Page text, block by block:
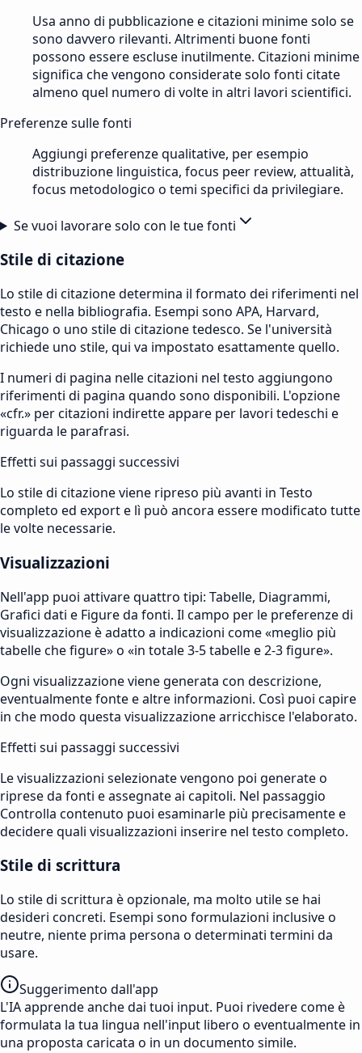
Usa anno di pubblicazione e citazioni minime solo se
sono davvero rilevanti. Altrimenti buone fonti
possono essere escluse inutilmente. Citazioni minime
significa che vengono considerate solo fonti citate
almeno quel numero di volte in altri lavori scientifici.
Preferenze sulle fonti
Aggiungi preferenze qualitative, per esempio
distribuzione linguistica, focus peer review, attualità,
focus metodologico o temi specifici da privilegiare.
Se vuoi lavorare solo con le tue fonti
Stile di citazione
Lo stile di citazione determina il formato dei riferimenti nel
testo e nella bibliografia. Esempi sono APA, Harvard,
Chicago o uno stile di citazione tedesco. Se l'università
richiede uno stile, qui va impostato esattamente quello.
I numeri di pagina nelle citazioni nel testo aggiungono
riferimenti di pagina quando sono disponibili. L'opzione
«cfr.» per citazioni indirette appare per lavori tedeschi e
riguarda le parafrasi.
Effetti sui passaggi successivi
Lo stile di citazione viene ripreso più avanti in Testo
completo ed export e lì può ancora essere modificato tutte
le volte necessarie.
Visualizzazioni
Nell'app puoi attivare quattro tipi: Tabelle, Diagrammi,
Grafici dati e Figure da fonti. Il campo per le preferenze di
visualizzazione è adatto a indicazioni come «meglio più
tabelle che figure» o «in totale 3-5 tabelle e 2-3 figure».
Ogni visualizzazione viene generata con descrizione,
eventualmente fonte e altre informazioni. Così puoi capire
in che modo questa visualizzazione arricchisce l'elaborato.
Effetti sui passaggi successivi
Le visualizzazioni selezionate vengono poi generate o
riprese da fonti e assegnate ai capitoli. Nel passaggio
Controlla contenuto puoi esaminarle più precisamente e
decidere quali visualizzazioni inserire nel testo completo.
Stile di scrittura
Lo stile di scrittura è opzionale, ma molto utile se hai
desideri concreti. Esempi sono formulazioni inclusive o
neutre, niente prima persona o determinati termini da
usare.
Suggerimento dall'app
L'IA apprende anche dai tuoi input. Puoi rivedere come è
formulata la tua lingua nell'input libero o eventualmente in
una proposta caricata o in un documento simile.